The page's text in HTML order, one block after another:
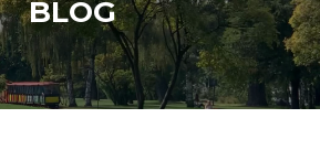
BLOG